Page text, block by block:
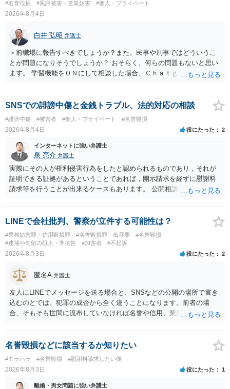
訴訟で判決となった場合は、実際の弁護士費用が認められる場合と認
められない場合があり何ともいえないところでしょう。
#名誉毀損 #風評被害・営業妨害 #個人・プライベート
2026年8月4日
白井 弘昭 弁護士
＞前職場に報告すべきでしょうか？また、民事や刑事ではどういうこ
とが問題になりそうでしょうか？ おそらく、何らの問題もないと思い
ます。 学習機能をＯＮにして相談した場合、Ｃｈａｔｇｐｔがｏｐｅ
する可能性がありますが、個人名や会社名を特定していない限り、一
般論として抽象化されて回答に織り込まれる可能性が生じるにすぎま
せんので、その情報自体が、秘密情報に当たるとは思えませんし、名
誉棄損として、個人や会社に対する誹謗中傷の不特定多数への公開に
当たるとも思われません。 もちろん、誰がその内容をｃｈａｔｇｐｔ
に入力したかも第三者にしられることはないので、個人や会社の特定
をせずに書き込んだことで（おそらく特定して書き込んだとして
も）、相談者さんが刑事民事の責任に問われることはないでしょう。
私見ながらご参考まで。
SNSでの誹謗中傷と金銭トラブル、法的対応の相談
#誹謗中傷 #被害者 #個人・プライベート #名誉毀損
2026年8月4日 役にたった 2
インターネットに強い弁護士
泉 亮介 弁護士
実際にその人が権利侵害行為をしたと認められるものであり，それが
証明できる証拠があるということであれば，開示請求を経ずに慰謝料
請求等を行うことが出来るケースもあります。 公開相談の場では回答
に個別に相談されると良いでしょう。
LINEで会社批判、警察が立件する可能性は？
#業務妨害罪・信用毀損罪 #名誉毀損罪・侮辱罪
#名誉毀損
#逮捕や勾留の阻止・準抗告
#加害者 #不起訴
2026年8月3日 役にたった 2
匿名A 弁護士
友人にLINEでメッセージを送る場合と、SNSなどの公開の場所で書き
込むのとでは、犯罪の成否から全く違うことになります。前者の場
合、そもそも世間に流布していなければ名誉や信用、業務にかかる犯
名誉毀損などに該当するか知りたい
#モラハラ #名誉毀損 #慰謝料請求したい側
2026年8月3日 役にたった 1
離婚・男女問題に強い弁護士